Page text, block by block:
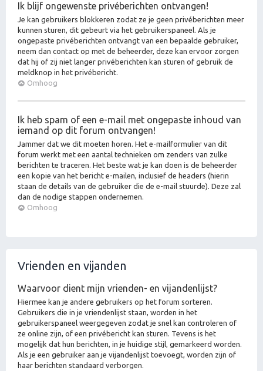
Ik blijf ongewenste privéberichten ontvangen!
Je kan gebruikers blokkeren zodat ze je geen privéberichten meer
kunnen sturen, dit gebeurt via het gebruikerspaneel. Als je
ongepaste privéberichten ontvangt van een bepaalde gebruiker,
neem dan contact op met de beheerder, deze kan ervoor zorgen
dat hij of zij niet langer privéberichten kan sturen of gebruik de
meldknop in het privébericht.
Omhoog
Ik heb spam of een e-mail met ongepaste inhoud van
iemand op dit forum ontvangen!
Jammer dat we dit moeten horen. Het e-mailformulier van dit
forum werkt met een aantal technieken om zenders van zulke
berichten te traceren. Het beste wat je kan doen is de beheerder
een kopie van het bericht e-mailen, inclusief de headers (hierin
staan de details van de gebruiker die de e-mail stuurde). Deze zal
dan de nodige stappen ondernemen.
Omhoog
Vrienden en vijanden
Waarvoor dient mijn vrienden- en vijandenlijst?
Hiermee kan je andere gebruikers op het forum sorteren.
Gebruikers die in je vriendenlijst staan, worden in het
gebruikerspaneel weergegeven zodat je snel kan controleren of
ze online zijn, of een privébericht kan sturen. Tevens is het
mogelijk dat hun berichten, in je huidige stijl, gemarkeerd worden.
Als je een gebruiker aan je vijandenlijst toevoegt, worden zijn of
haar berichten standaard verborgen.